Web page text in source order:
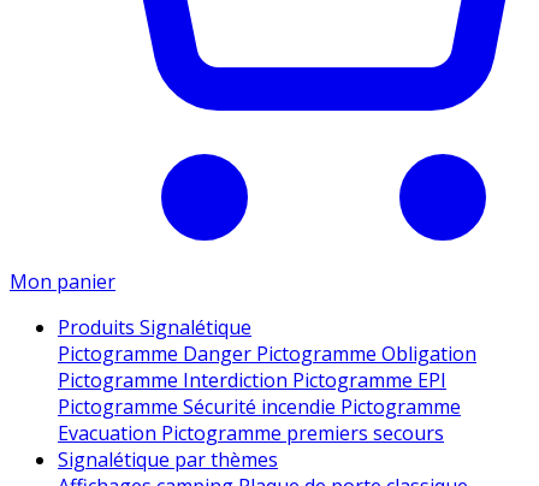
Mon panier
Produits Signalétique
Pictogramme Danger Pictogramme Obligation
Pictogramme Interdiction Pictogramme EPI
Pictogramme Sécurité incendie Pictogramme
Evacuation Pictogramme premiers secours
Signalétique par thèmes